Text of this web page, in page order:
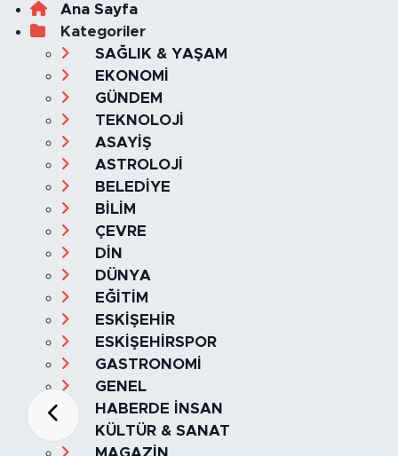
Ana Sayfa
Kategoriler
SAĞLIK & YAŞAM
EKONOMİ
GÜNDEM
TEKNOLOJİ
ASAYİŞ
ASTROLOJİ
BELEDİYE
BİLİM
ÇEVRE
DİN
DÜNYA
EĞİTİM
ESKİŞEHİR
ESKİŞEHİRSPOR
GASTRONOMİ
GENEL
HABERDE İNSAN
KÜLTÜR & SANAT